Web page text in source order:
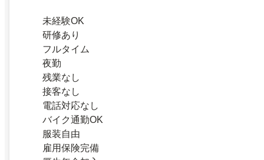
未経験OK
研修あり
フルタイム
夜勤
残業なし
接客なし
電話対応なし
バイク通勤OK
服装自由
雇用保険完備